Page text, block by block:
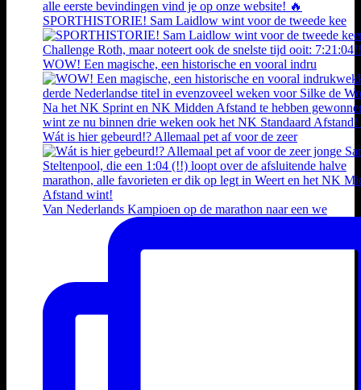
SPORTHISTORIE! Sam Laidlow wint voor de tweede kee
WOW! Een magische, een historische en vooral indru
Wát is hier gebeurd!? Allemaal pet af voor de zeer
Van Nederlands Kampioen op de marathon naar een we